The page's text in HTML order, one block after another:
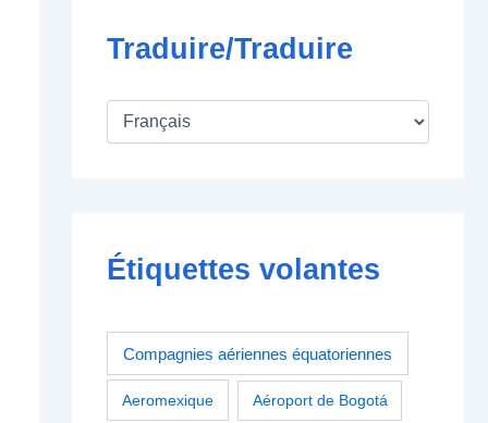
Traduire/Traduire
Étiquettes volantes
Compagnies aériennes équatoriennes
Aeromexique Aéroport de Bogotá